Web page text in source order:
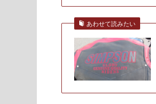
あわせて読みたい